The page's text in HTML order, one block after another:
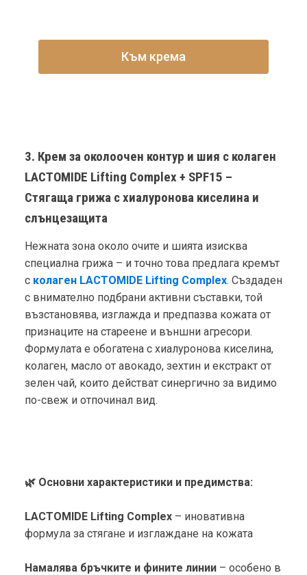
Към крема
3. Крем за околоочен контур и шия с колаген
LACTOMIDE Lifting Complex + SPF15 –
Стягаща грижа с хиалуронова киселина и
слънцезащита
Нежната зона около очите и шията изисква
специална грижа – и точно това предлага кремът
с колаген LACTOMIDE Lifting Complex. Създаден
с внимателно подбрани активни съставки, той
възстановява, изглажда и предпазва кожата от
признаците на стареене и външни агресори.
Формулата е обогатена с хиалуронова киселина,
колаген, масло от авокадо, зехтин и екстракт от
зелен чай, които действат синергично за видимо
по-свеж и отпочинал вид.
🌿 Основни характеристики и предимства:
LACTOMIDE Lifting Complex – иновативна
формула за стягане и изглаждане на кожата
Намалява бръчките и фините линии – особено в